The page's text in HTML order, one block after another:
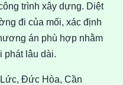
trình xây dựng. Diệt
đi của mối, xác định
án phù hợp nhằm
phát lâu dài.
Đức Hòa, Cần